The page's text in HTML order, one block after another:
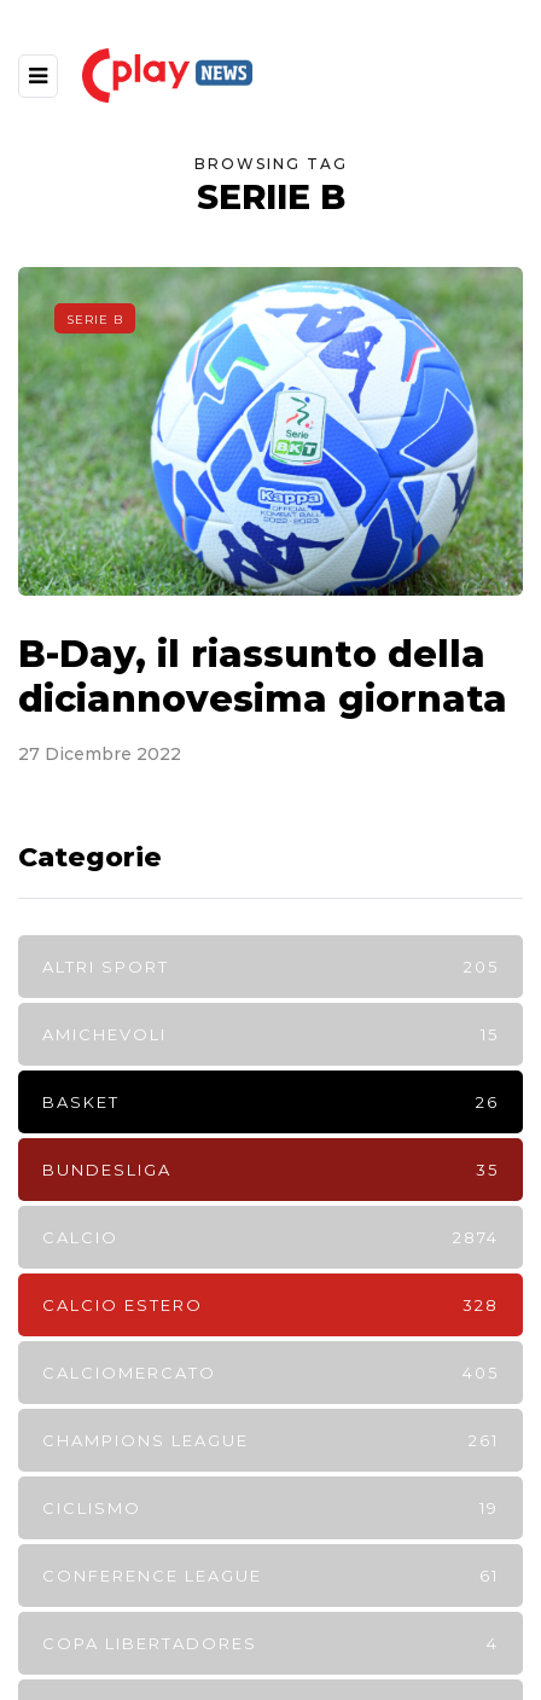
BROWSING TAG
SERIIE B
SERIE B
B-Day, il riassunto della
diciannovesima giornata
27 Dicembre 2022
Categorie
ALTRI SPORT 205
AMICHEVOLI 15
BASKET 26
BUNDESLIGA 35
CALCIO 2874
CALCIO ESTERO 328
CALCIOMERCATO 405
CHAMPIONS LEAGUE 261
CICLISMO 19
CONFERENCE LEAGUE 61
COPA LIBERTADORES 4